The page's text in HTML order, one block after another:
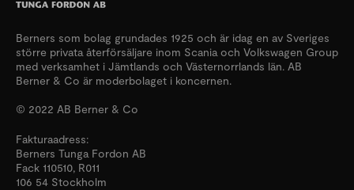
Berners som bolag grundades 1925 och är idag en av Sveriges
större privata återförsäljare inom Scania och Volkswagen Group
med verksamhet i Jämtlands och Västernorrlands län. AB
Berner & Co är moderbolaget i koncernen.
© 2022 AB Berner & Co
Fakturaadress:
Berners Tunga Fordon AB
Fack 110510, R011
106 54 Stockholm